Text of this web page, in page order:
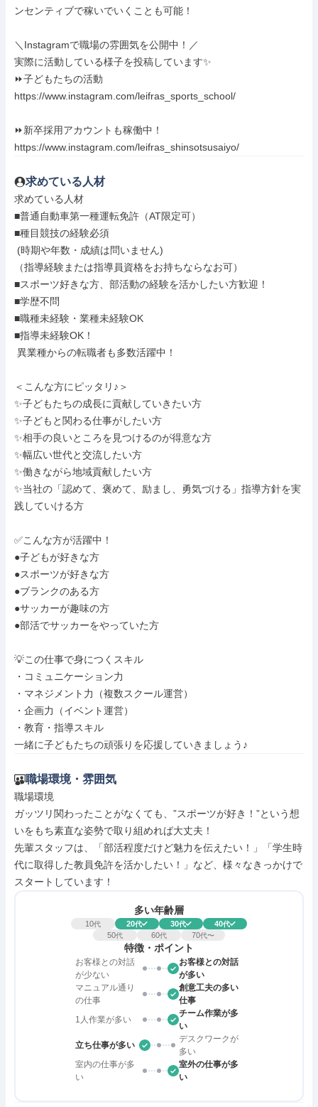
ンセンティブで稼いでいくことも可能！
＼Instagramで職場の雰囲気を公開中！／
実際に活動している様子を投稿しています✨
⏩子どもたちの活動
https://www.instagram.com/leifras_sports_school/
⏩新卒採用アカウントも稼働中！
https://www.instagram.com/leifras_shinsotsusaiyo/
求めている人材
求めている人材
■普通自動車第一種運転免許（AT限定可）
■種⽬競技の経験必須
（指導経験または指導員資格をお持ちならなお可）
■スポーツ好きな⽅、部活動の経験を活かしたい⽅歓迎！
■学歴不問
■職種未経験・業種未経験OK
■指導未経験OK！
＜こんな方にピッタリ♪＞
✨子どもたちの成長に貢献していきたい方
✨子どもと関わる仕事がしたい方
✨相手の良いところを見つけるのが得意な方
✨幅広い世代と交流したい方
✨働きながら地域貢献したい方
✨当社の「認めて、褒めて、励まし、勇気づける」指導方針を実
践していける方
✅こんな方が活躍中！
●子どもが好きな方
●スポーツが好きな方
●ブランクのある方
●サッカーが趣味の方
●部活でサッカーをやっていた方
💡この仕事で身につくスキル
・コミュニケーション力
・マネジメント力（複数スクール運営）
・企画力（イベント運営）
・教育・指導スキル
一緒に子どもたちの頑張りを応援していきましょう♪
職場環境・雰囲気
職場環境
ガッツリ関わったことがなくても、”スポーツが好き！”という想
いをもち素直な姿勢で取り組めれば大丈夫！
先輩スタッフは、「部活程度だけど魅力を伝えたい！」「学生時
代に取得した教員免許を活かしたい！」など、様々なきっかけで
スタートしています！
多い年齢層
10代 20代 30代 40代
50代 60代 70代〜
特徴・ポイント
お客様との対話
が少ない
お客様との対話
が多い
マニュアル通り
の仕事
創意工夫の多い
仕事
1人作業が多い
チーム作業が多
い
立ち仕事が多い
デスクワークが
多い
室内の仕事が多
い
室外の仕事が多
い